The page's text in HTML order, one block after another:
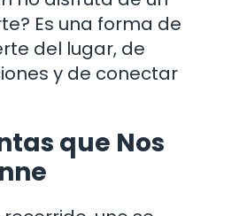
Es una forma de
del lugar, de
y de conectar
que Nos